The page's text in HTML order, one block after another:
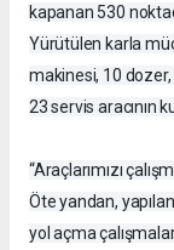
kapanan 530
Yürütülen karla
makinesi, 10
23 servis aracının
“Araçlarımızı
Öte yandan,
yol açma